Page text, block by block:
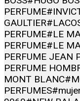
PERFUME
GAULTIER
PERFUME#LE
PERFUME#LE
PERFUME JEAN
PERFUME
MONT BLANC
PERFUMES